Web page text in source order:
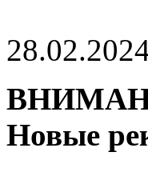
Новые